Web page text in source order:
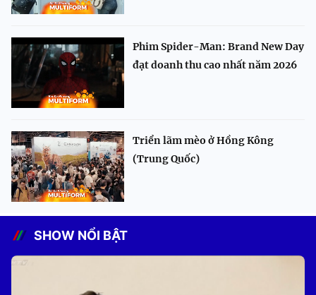
Phim Spider-Man: Brand New Day
đạt doanh thu cao nhất năm 2026
Triển lãm mèo ở Hồng Kông
(Trung Quốc)
SHOW NỔI BẬT